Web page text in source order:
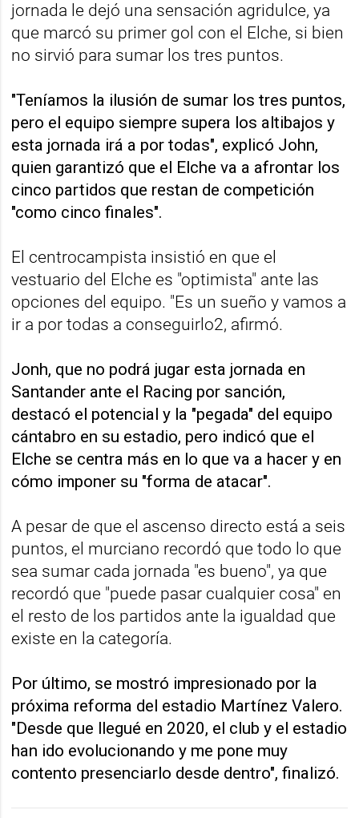
jornada le dejó una sensación agridulce, ya
que marcó su primer gol con el Elche, si bien
no sirvió para sumar los tres puntos.
"Teníamos la ilusión de sumar los tres puntos,
pero el equipo siempre supera los altibajos y
esta jornada irá a por todas", explicó John,
quien garantizó que el Elche va a afrontar los
cinco partidos que restan de competición
"como cinco finales".
El centrocampista insistió en que el
vestuario del Elche es "optimista" ante las
opciones del equipo. "Es un sueño y vamos a
ir a por todas a conseguirlo2, afirmó.
Jonh, que no podrá jugar esta jornada en
Santander ante el Racing por sanción,
destacó el potencial y la "pegada" del equipo
cántabro en su estadio, pero indicó que el
Elche se centra más en lo que va a hacer y en
cómo imponer su "forma de atacar".
A pesar de que el ascenso directo está a seis
puntos, el murciano recordó que todo lo que
sea sumar cada jornada "es bueno", ya que
recordó que "puede pasar cualquier cosa" en
el resto de los partidos ante la igualdad que
existe en la categoría.
Por último, se mostró impresionado por la
próxima reforma del estadio Martínez Valero.
"Desde que llegué en 2020, el club y el estadio
han ido evolucionando y me pone muy
contento presenciarlo desde dentro", finalizó.